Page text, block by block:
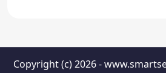
Copyright (c) 2026 -